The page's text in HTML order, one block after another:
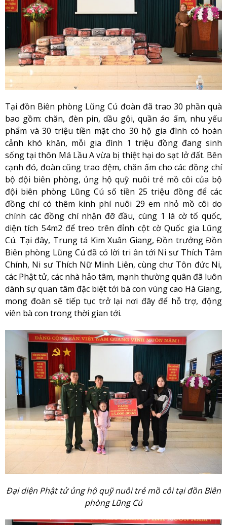
Tại đồn Biên phòng Lũng Cú đoàn đã trao 30 phần quà
bao gồm: chăn, đèn pin, dầu gội, quần áo ấm, nhu yếu
phẩm và 30 triệu tiền mặt cho 30 hộ gia đình có hoàn
cảnh khó khăn, mỗi gia đình 1 triệu đồng đang sinh
sống tại thôn Má Lầu A vừa bị thiệt hại do sạt lở đất. Bên
cạnh đó, đoàn cũng trao đệm, chăn ấm cho các đồng chí
bộ đội biên phòng, ủng hộ quỹ nuôi trẻ mồ côi của bộ
đội biên phòng Lũng Cú số tiền 25 triệu đồng để các
đồng chí có thêm kinh phí nuôi 29 em nhỏ mồ côi do
chính các đồng chí nhận đỡ đầu, cùng 1 lá cờ tổ quốc,
diện tích 54m2 để treo trên đỉnh cột cờ Quốc gia Lũng
Cú. Tại đây, Trung tá Kim Xuân Giang, Đồn trưởng Đồn
Biên phòng Lũng Cú đã có lời tri ân tới Ni sư Thích Tâm
Chính, Ni sư Thích Nữ Minh Liên, cùng chư Tôn đức Ni,
các Phật tử, các nhà hảo tâm, mạnh thường quân đã luôn
dành sự quan tâm đặc biệt tới bà con vùng cao Hà Giang,
mong đoàn sẽ tiếp tục trở lại nơi đây để hỗ trợ, động
viên bà con trong thời gian tới.
Đại diện Phật tử ủng hộ quỹ nuôi trẻ mồ côi tại đồn Biên
phòng Lũng Cú